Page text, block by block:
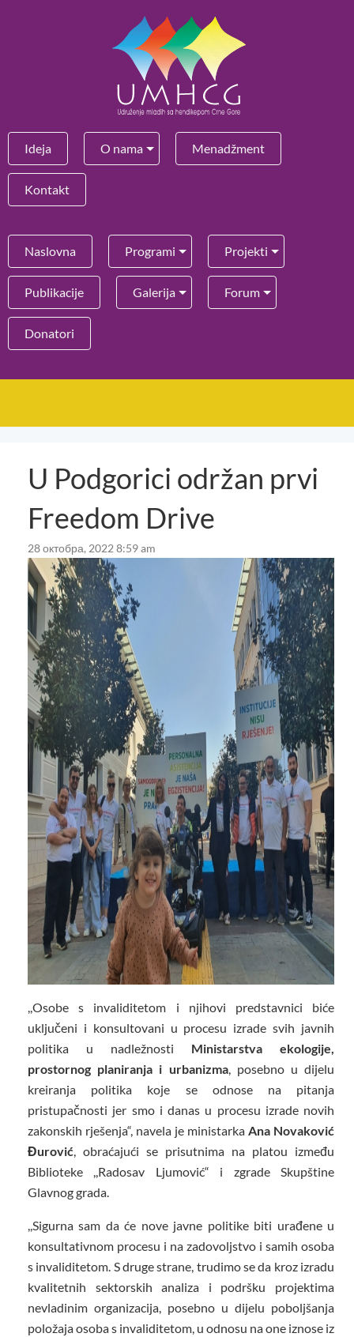
Ideja O nama Menadžment
Kontakt
Naslovna Programi Projekti
Publikacije Galerija Forum
Donatori
U Podgorici održan prvi
Freedom Drive
28 октобра, 2022 8:59 am
,,Osobe s invaliditetom i njihovi predstavnici biće
uključeni i konsultovani u procesu izrade svih javnih
politika u nadležnosti Ministarstva ekologije,
prostornog planiranja i urbanizma, posebno u dijelu
kreiranja politika koje se odnose na pitanja
pristupačnosti jer smo i danas u procesu izrade novih
zakonskih rješenja“, navela je ministarka Ana Novaković
Đurović, obraćajući se prisutnima na platou između
Biblioteke ,,Radosav Ljumović“ i zgrade Skupštine
Glavnog grada.
,,Sigurna sam da će nove javne politike biti urađene u
konsultativnom procesu i na zadovoljstvo i samih osoba
s invaliditetom. S druge strane, trudimo se da kroz izradu
kvalitetnih sektorskih analiza i podršku projektima
nevladinim organizacija, posebno u dijelu poboljšanja
položaja osoba s invaliditetom, u odnosu na one iznose iz